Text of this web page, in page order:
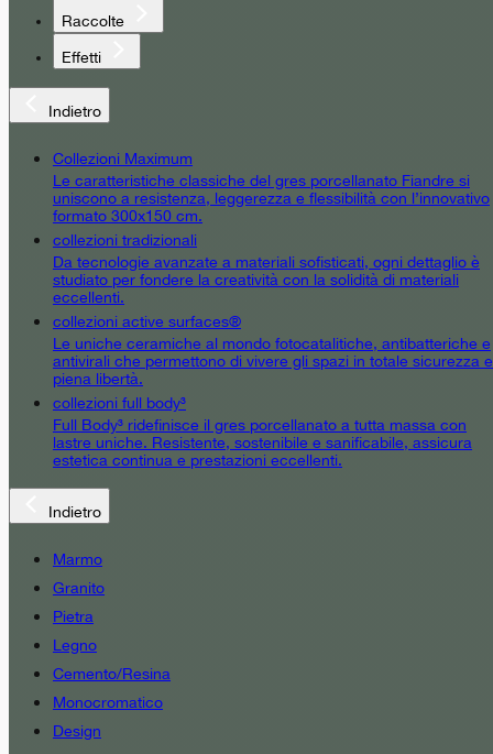
Raccolte
Effetti
Indietro
Collezioni Maximum
Le caratteristiche classiche del gres porcellanato Fiandre si
uniscono a resistenza, leggerezza e flessibilità con l’innovativo
formato 300x150 cm.
collezioni tradizionali
Da tecnologie avanzate a materiali sofisticati, ogni dettaglio è
studiato per fondere la creatività con la solidità di materiali
eccellenti.
collezioni active surfaces®
Le uniche ceramiche al mondo fotocatalitiche, antibatteriche e
antivirali che permettono di vivere gli spazi in totale sicurezza e
piena libertà.
collezioni full body³
Full Body³ ridefinisce il gres porcellanato a tutta massa con
lastre uniche. Resistente, sostenibile e sanificabile, assicura
estetica continua e prestazioni eccellenti.
Indietro
Marmo
Granito
Pietra
Legno
Cemento/Resina
Monocromatico
Design